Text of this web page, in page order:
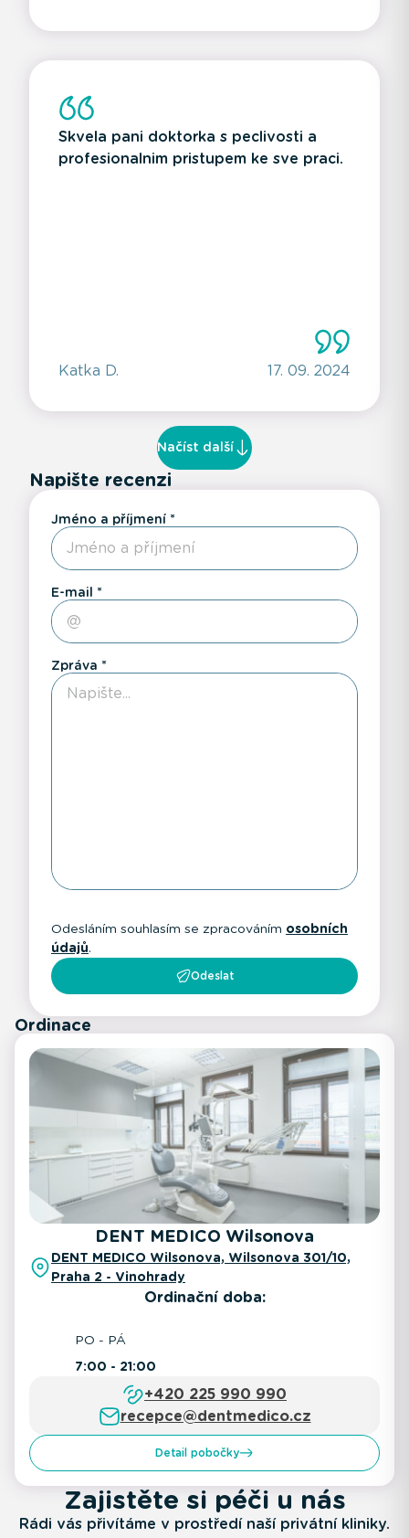
Skvela pani doktorka s peclivosti a
profesionalnim pristupem ke sve praci.
Katka D. 17. 09. 2024
Načíst další
Napište recenzi
Jméno a příjmení
E-mail
Zpráva
Odesláním souhlasím se zpracováním osobních
údajů.
Odeslat
Ordinace
DENT MEDICO Wilsonova
DENT MEDICO Wilsonova, Wilsonova 301/10,
Praha 2 - Vinohrady
Ordinační doba:
PO - PÁ
7:00 - 21:00
+420 225 990 990
recepce@dentmedico.cz
Detail pobočky
Zajistěte si péči u nás
Rádi vás přivítáme v prostředí naší privátní kliniky.